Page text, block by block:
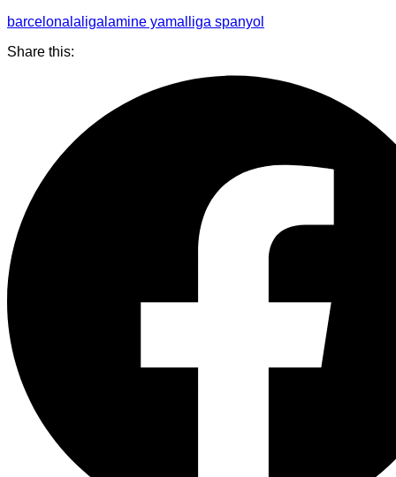
barcelona laliga lamine yamal liga spanyol
Share this: